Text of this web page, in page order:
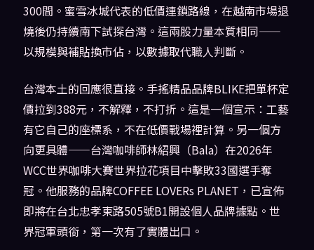
300間。蜜雪冰城代表的低價連鎖路線，在越南市場退
燒後仍持續南下試探台灣。這兩股力量本質相同——
以規模與補貼換市佔，以數據取代職人判斷。
台灣本土的回應很直接。手搖精品品牌BLIKE把單杯定
價拉到388元，不解釋，不打折。這是一個宣示：工藝
有它自己的座標系，不在低價戰場裡計算。另一個方
向更具體——台灣咖啡師林紹興（Bala）在2026年
WCC世界咖啡大賽世界拉花項目中擊敗33國選手奪
冠。他服務的品牌COFFEE LOVERs PLANET，已宣佈
即將在台北忠孝東路505號B1開設個人品牌據點。世
界冠軍頭銜，第一次有了實體出口。